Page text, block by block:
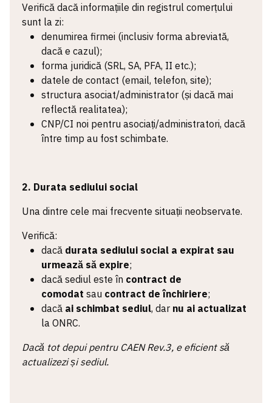
Verifică dacă informațiile din registrul comerțului
sunt la zi:
denumirea firmei (inclusiv forma abreviată,
dacă e cazul);
forma juridică (SRL, SA, PFA, II etc.);
datele de contact (email, telefon, site);
structura asociat/administrator (și dacă mai
reflectă realitatea);
CNP/CI noi pentru asociați/administratori, dacă
între timp au fost schimbate.
2. Durata sediului social
Una dintre cele mai frecvente situații neobservate.
Verifică:
dacă durata sediului social a expirat sau
urmează să expire;
dacă sediul este în contract de
comodat sau contract de închiriere;
dacă ai schimbat sediul, dar nu ai actualizat
la ONRC.
Dacă tot depui pentru CAEN Rev.3, e eficient să
actualizezi și sediul.